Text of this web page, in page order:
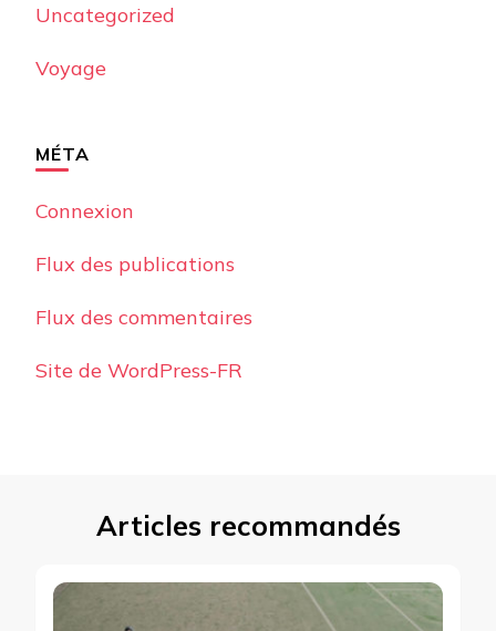
Uncategorized
Voyage
MÉTA
Connexion
Flux des publications
Flux des commentaires
Site de WordPress-FR
Articles recommandés